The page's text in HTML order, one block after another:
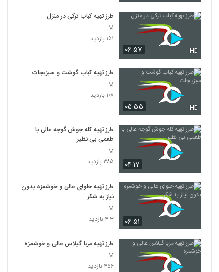
۰۶:۵۷ HD
طرز تهیه کباب ترکی در منزل
M
۱۵۱ بازدید
۰۵:۵۵ HD
طرز تهیه کباب گوشت و سبزیجات
M
۱۰۸ بازدید
۰۴:۱۷
طرز تهیه کله جوش گوجه عالی با
طعمی بی نظیر
M
۳۸۵ بازدید
۰۶:۵۱
طرز تهیه حلوای عالی و خوشمزه بدون
نیاز به شکر
M
۴۱۳ بازدید
طرز تهیه مربا گیلاس عالی و خوشمزه
M
۴۵۶ بازدید